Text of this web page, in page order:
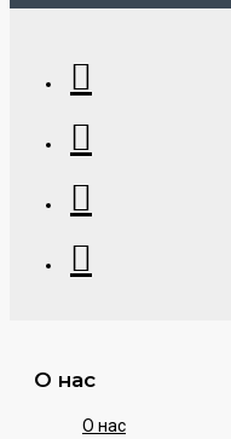
О нас
О нас